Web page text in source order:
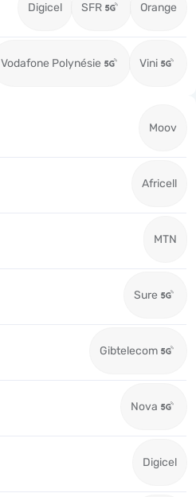
Digicel SFR Orange
Vodafone Polynésie Vini
Moov
Africell
MTN
Sure
Gibtelecom
Nova
Digicel